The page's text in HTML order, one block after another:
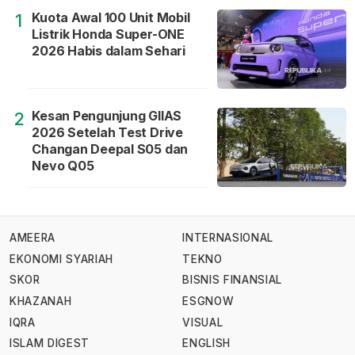
1
Kuota Awal 100 Unit Mobil
Listrik Honda Super-ONE
2026 Habis dalam Sehari
2 Kesan Pengunjung GIIAS
2026 Setelah Test Drive
Changan Deepal S05 dan
Nevo Q05
AMEERA
EKONOMI SYARIAH
SKOR
KHAZANAH
IQRA
ISLAM DIGEST
INTERNASIONAL
TEKNO
BISNIS FINANSIAL
ESGNOW
VISUAL
ENGLISH